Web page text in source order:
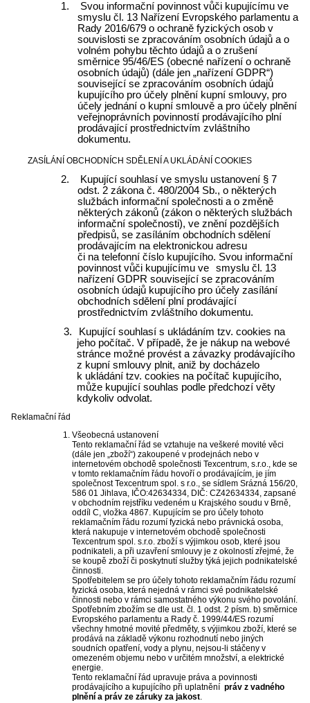
1.
Svou informační povinnost vůči kupujícímu ve
smyslu čl. 13 Nařízení Evropského parlamentu a
Rady 2016/679 o ochraně fyzických osob v
souvislosti se zpracováním osobních údajů a o
volném pohybu těchto údajů a o zrušení
směrnice 95/46/ES (obecné nařízení o ochraně
osobních údajů) (dále jen „nařízení GDPR“)
související se zpracováním osobních údajů
kupujícího pro účely plnění kupní smlouvy, pro
účely jednání o kupní smlouvě a pro účely plnění
veřejnoprávních povinností prodávajícího plní
prodávající prostřednictvím zvláštního
dokumentu.
ZASÍLÁNÍ OBCHODNÍCH SDĚLENÍ A UKLÁDÁNÍ COOKIES
2.
Kupující souhlasí ve smyslu ustanovení § 7
odst. 2 zákona č. 480/2004 Sb., o některých
službách informační společnosti a o změně
některých zákonů (zákon o některých službách
informační společnosti), ve znění pozdějších
předpisů, se zasíláním obchodních sdělení
prodávajícím na elektronickou adresu
či na telefonní číslo kupujícího. Svou informační
povinnost vůči kupujícímu ve
smyslu čl. 13
nařízení GDPR související se zpracováním
osobních údajů kupujícího pro účely zasílání
obchodních sdělení plní prodávající
prostřednictvím zvláštního dokumentu.
3.
Kupující souhlasí s ukládáním tzv. cookies na
jeho počítač. V případě, že je nákup na webové
stránce možné provést a závazky prodávajícího
z kupní smlouvy plnit, aniž by docházelo
k ukládání tzv. cookies na počítač kupujícího,
může kupující souhlas podle předchozí věty
kdykoliv odvolat.
Reklamační řád
Všeobecná ustanovení
Tento reklamační řád se vztahuje na veškeré movité věci
(dále jen „zboží“) zakoupené v prodejnách nebo v
internetovém obchodě společnosti Texcentrum, s.r.o., kde se
v tomto reklamačním řádu hovoří o prodávajícím, je jím
společnost Texcentrum spol. s r.o., se sídlem Srázná 156/20,
586 01 Jihlava, IČO:42634334, DIČ: CZ42634334, zapsané
v obchodním rejstříku vedeném u Krajského soudu v Brně,
oddíl C, vložka 4867. Kupujícím se pro účely tohoto
reklamačním řádu rozumí fyzická nebo právnická osoba,
která nakupuje v internetovém obchodě společnosti
Texcentrum spol. s.r.o. zboží s výjimkou osob, které jsou
podnikateli, a při uzavření smlouvy je z okolností zřejmé, že
se koupě zboží či poskytnutí služby týká jejich podnikatelské
činnosti.
Spotřebitelem se pro účely tohoto reklamačním řádu rozumí
fyzická osoba, která nejedná v rámci své podnikatelské
činnosti nebo v rámci samostatného výkonu svého povolání.
Spotřebním zbožím se dle ust. čl. 1 odst. 2 písm. b) směrnice
Evropského parlamentu a Rady č. 1999/44/ES rozumí
všechny hmotné movité předměty, s výjimkou zboží, které se
prodává na základě výkonu rozhodnutí nebo jiných
soudních opatření, vody a plynu, nejsou-li stáčeny v
omezeném objemu nebo v určitém množství, a elektrické
energie.
Tento reklamační řád upravuje práva a povinnosti
prodávajícího a kupujícího při uplatnění práv z vadného
plnění a práv ze záruky za jakost.